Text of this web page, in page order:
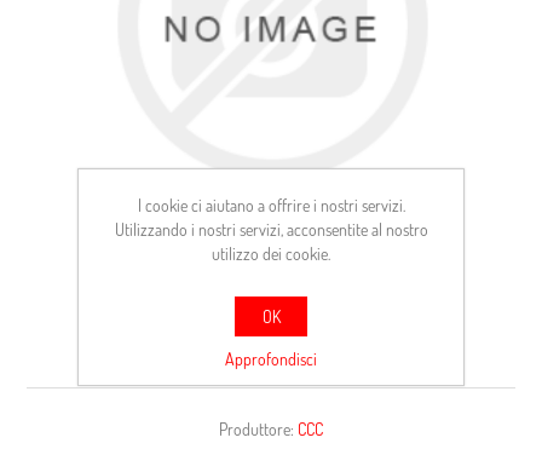
CARCASSA
Produttore: CCC
I cookie ci aiutano a offrire i nostri servizi.
Utilizzando i nostri servizi, acconsentite al nostro
utilizzo dei cookie.
OK
Approfondisci